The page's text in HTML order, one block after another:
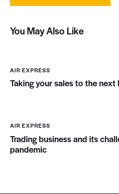
e
y
i
n
t
h
You May Also Like
AIR EXPRESS
Taking your sales to the
AIR EXPRESS
Trading business and its
pandemic